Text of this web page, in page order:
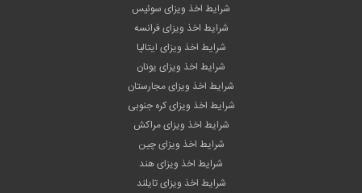
شرایط اخذ ویزای سوئیس
شرایط اخذ ویزای فرانسه
شرایط اخذ ویزای ایتالیا
شرایط اخذ ویزای یونان
شرایط اخذ ویزای مجارستان
شرایط اخذ ویزای کره جنوبی
شرایط اخذ ویزای مراکش
شرایط اخذ ویزای چین
شرایط اخذ ویزای هند
شرایط اخذ ویزای تایلند